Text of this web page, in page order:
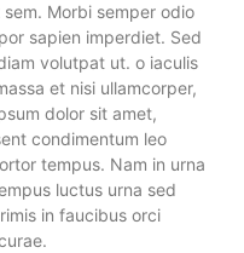
Morbi semper odio
sapien imperdiet. Sed
volutpat ut. o iaculis
et nisi ullamcorper,
dolor sit amet,
condimentum leo
tempus. Nam in urna
luctus urna sed
in faucibus orci